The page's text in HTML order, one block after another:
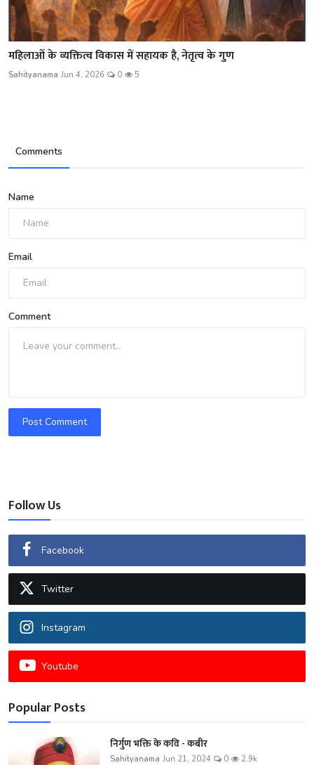
महिलाओं के व्यक्तित्व विकास में सहायक है, नेतृत्व के गुण
Sahityanama Jun 4, 2026 0 5
Comments
Name
Email
Comment
Post Comment
Follow Us
Facebook
Twitter
Instagram
Youtube
Popular Posts
निर्गुण भक्ति के कवि - कबीर
Sahityanama Jun 21, 2024 0 2.9k